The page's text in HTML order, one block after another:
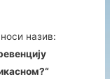
назив: